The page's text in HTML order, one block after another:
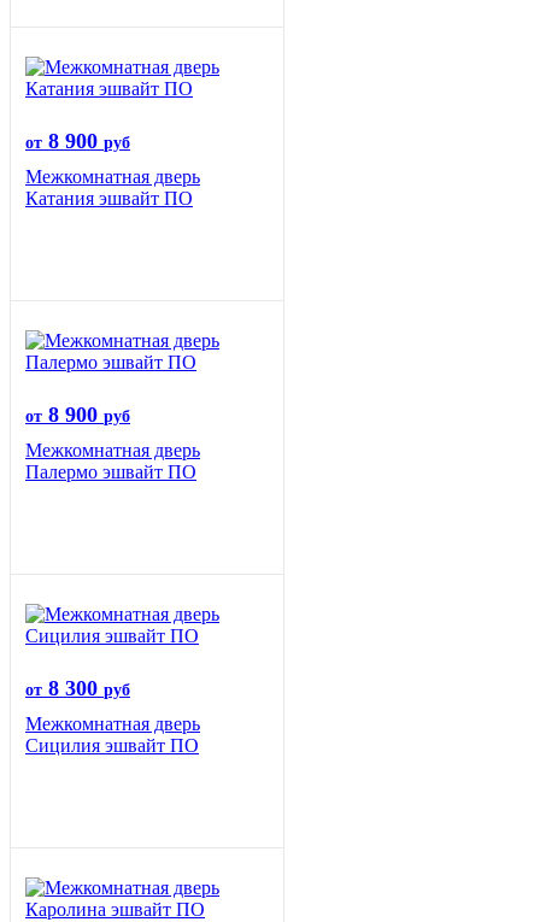
от 8 900 руб
Межкомнатная дверь
Катания эшвайт ПО
от 8 900 руб
Межкомнатная дверь
Палермо эшвайт ПО
от 8 300 руб
Межкомнатная дверь
Сицилия эшвайт ПО